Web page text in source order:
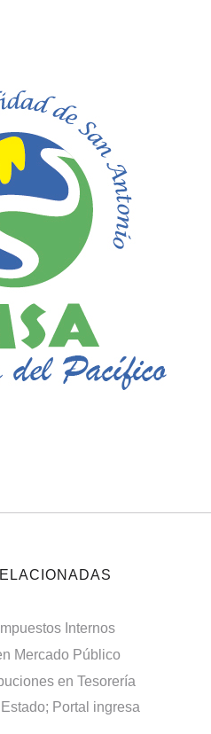
Internos
Mercado Público
en Tesorería
Portal ingresa